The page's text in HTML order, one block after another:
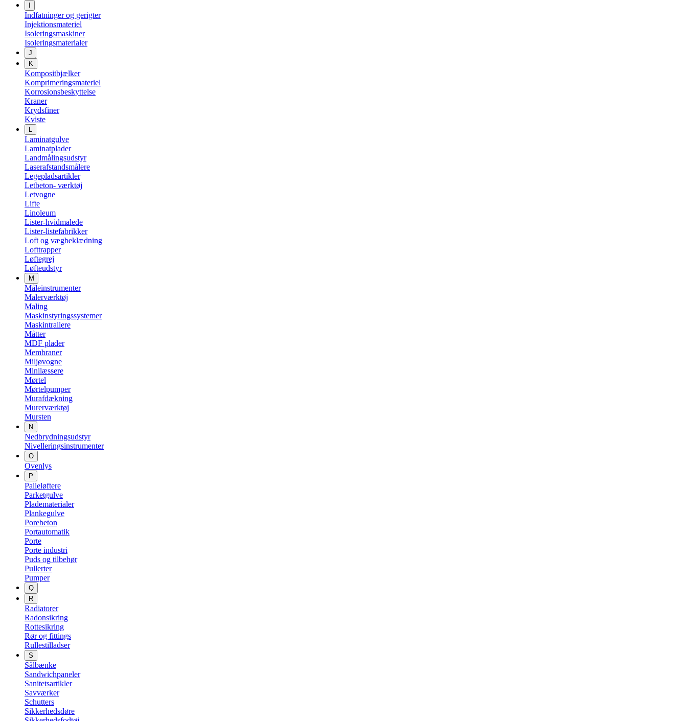
Indfatninger og gerigter
Injektionsmateriel
Isoleringsmaskiner
Isoleringsmaterialer
J
K
Kompositbjælker
Komprimeringsmateriel
Korrosionsbeskyttelse
Kraner
Krydsfiner
Kviste
L
Laminatgulve
Laminatplader
Landmålingsudstyr
Laserafstandsmålere
Legepladsartikler
Letbeton- værktøj
Letvogne
Lifte
Linoleum
Lister-hvidmalede
Lister-listefabrikker
Loft og vægbeklædning
Lofttrapper
Løftegrej
Løfteudstyr
M
Måleinstrumenter
Malerværktøj
Maling
Maskinstyringssystemer
Maskintrailere
Måtter
MDF plader
Membraner
Miljøvogne
Minilæssere
Mørtel
Mørtelpumper
Murafdækning
Murerværktøj
Mursten
N
Nedbrydningsudstyr
Nivelleringsinstrumenter
O
Ovenlys
P
Palleløftere
Parketgulve
Pladematerialer
Plankegulve
Porebeton
Portautomatik
Porte
Porte industri
Puds og tilbehør
Pullerter
Pumper
Q
R
Radiatorer
Radonsikring
Rottesikring
Rør og fittings
Rullestilladser
S
Sålbænke
Sandwichpaneler
Sanitetsartikler
Savværker
Schutters
Sikkerhedsdøre